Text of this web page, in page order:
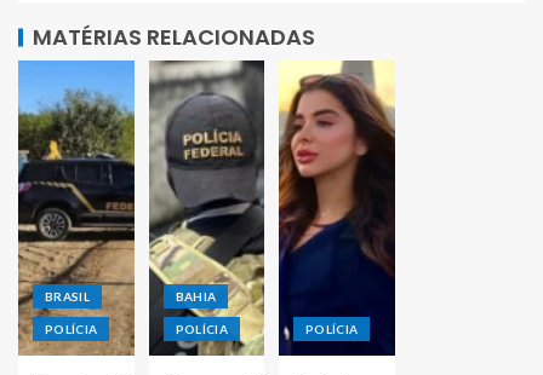
MATÉRIAS RELACIONADAS
BRASIL
POLÍCIA
BAHIA
POLÍCIA POLÍCIA